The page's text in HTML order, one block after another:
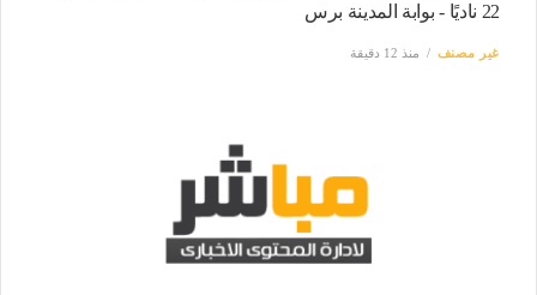
22 ناديًا - بوابة المدينة برس
غير مصنف منذ 12 دقيقة